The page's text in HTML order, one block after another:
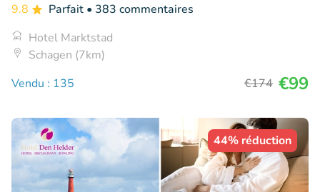
9.8 Parfait • 383 commentaires
Hotel Marktstad
Schagen (7km)
Vendu : 135
€174 €99
44% réduction